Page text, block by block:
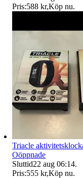
Pris:588 kr,Köp nu.
Triacle
Oöppnade
Sluttid22 aug 06:14.
Pris:555 kr,Köp nu.